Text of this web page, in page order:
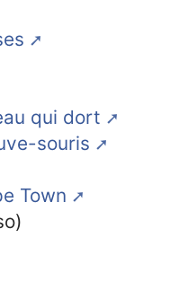
qui dort
souris
Town